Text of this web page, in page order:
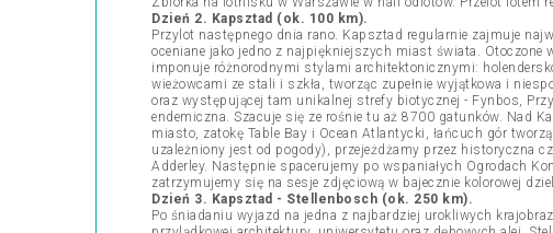
Dzień 2. Kapsztad (ok. 100 km).
Przylot następnego dnia rano. Kapsztad regularnie zajmuje
oceniane jako jedno z najpiękniejszych miast świata.
imponuje różnorodnymi stylami architektonicznymi:
wieżowcami ze stali i szkła, tworząc zupełnie wyjątkowa i
oraz występującej tam unikalnej strefy biotycznej - Fynbos,
endemiczna. Szacuje się ze rośnie tu aż 8700 gatunków. Nad
miasto, zatokę Table Bay i Ocean Atlantycki, łańcuch gór
uzależniony jest od pogody), przejeżdżamy przez historyczna
Adderley. Następnie spacerujemy po wspaniałych Ogrodach
zatrzymujemy się na sesje zdjęciową w bajecznie kolorowej
Dzień 3. Kapsztad - Stellenbosch (ok. 250 km).
Po śniadaniu wyjazd na jedna z najbardziej urokliwych